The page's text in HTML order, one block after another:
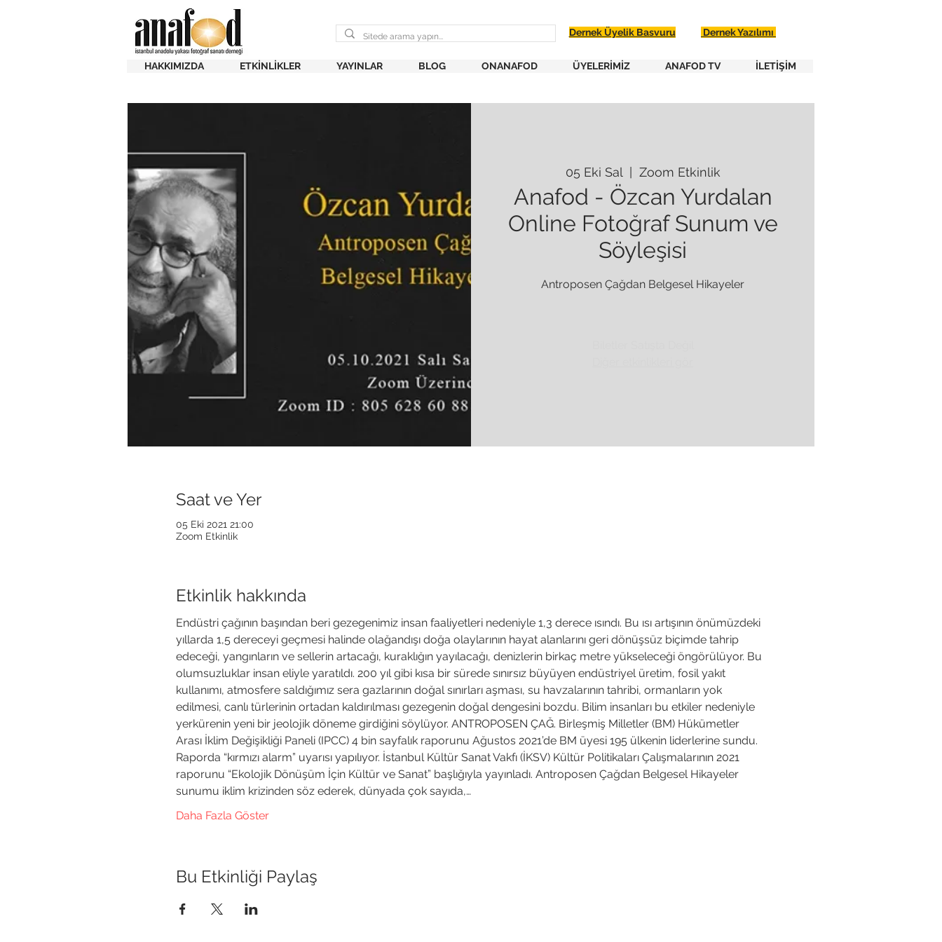
Dernek Üyelik Basvuru Dernek Yazılımı
HAKKIMIZDA ETKİNLİKLER YAYINLAR BLOG ONANAFOD ÜYELERİMİZ ANAFOD TV İLETİŞİM
05 Eki Sal
  |
Zoom Etkinlik
Anafod - Özcan Yurdalan
Online Fotoğraf Sunum ve
Söyleşisi
Antroposen Çağdan Belgesel Hikayeler
Saat ve Yer
05 Eki 2021 21:00
Zoom Etkinlik
Etkinlik hakkında
Endüstri çağının başından beri gezegenimiz insan faaliyetleri nedeniyle 1,3 derece ısındı. Bu ısı artışının önümüzdeki
yıllarda 1,5 dereceyi geçmesi halinde olağandışı doğa olaylarının hayat alanlarını geri dönüşsüz biçimde tahrip
edeceği, yangınların ve sellerin artacağı, kuraklığın yayılacağı, denizlerin birkaç metre yükseleceği öngörülüyor. Bu
olumsuzluklar insan eliyle yaratıldı. 200 yıl gibi kısa bir sürede sınırsız büyüyen endüstriyel üretim, fosil yakıt
kullanımı, atmosfere saldığımız sera gazlarının doğal sınırları aşması, su havzalarının tahribi, ormanların yok
edilmesi, canlı türlerinin ortadan kaldırılması gezegenin doğal dengesini bozdu. Bilim insanları bu etkiler nedeniyle
yerkürenin yeni bir jeolojik döneme girdiğini söylüyor. ANTROPOSEN ÇAĞ. Birleşmiş Milletler (BM) Hükümetler
Arası İklim Değişikliği Paneli (IPCC) 4 bin sayfalık raporunu Ağustos 2021’de BM üyesi 195 ülkenin liderlerine sundu.
Raporda “kırmızı alarm” uyarısı yapılıyor. İstanbul Kültür Sanat Vakfı (İKSV) Kültür Politikaları Çalışmalarının 2021
raporunu “Ekolojik Dönüşüm İçin Kültür ve Sanat” başlığıyla yayınladı. Antroposen Çağdan Belgesel Hikayeler
sunumu iklim krizinden söz ederek, dünyada çok sayıda,…
Daha Fazla Göster
Bu Etkinliği Paylaş